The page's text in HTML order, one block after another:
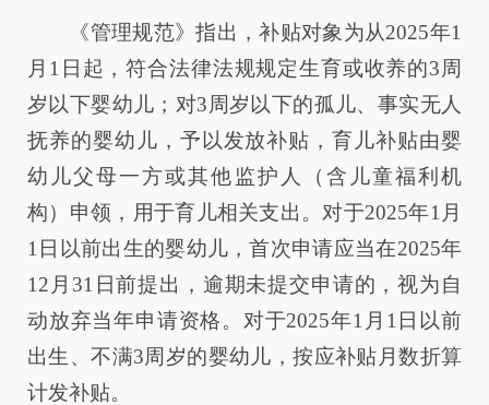
《管理规范》指出，补贴对象为从2025年1
月1日起，符合法律法规规定生育或收养的3周
岁以下婴幼儿；对3周岁以下的孤儿、事实无人
抚养的婴幼儿，予以发放补贴，育儿补贴由婴
幼儿父母一方或其他监护人（含儿童福利机
构）申领，用于育儿相关支出。对于2025年1月
1日以前出生的婴幼儿，首次申请应当在2025年
12月31日前提出，逾期未提交申请的，视为自
动放弃当年申请资格。对于2025年1月1日以前
出生、不满3周岁的婴幼儿，按应补贴月数折算
计发补贴。